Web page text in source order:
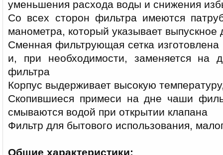
уменьшения расхода воды и снижения
Со всех сторон фильтра имеются
манометра, который указывает выпускное
Сменная фильтрующая сетка
и, при необходимости, заменяется на
фильтра
Корпус выдерживает высокую
Скопившиеся примеси на дне чаши
смываются водой при открытии клапана
Фильтр для бытового использования,
Общие характеристики: